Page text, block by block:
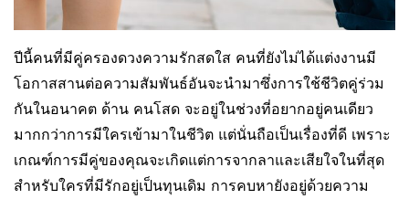
ปีนี้คนที่มีคู่ครองดวงความรักสดใส คนที่ยังไม่ได้แต่งงานมี
โอกาสสานต่อความสัมพันธ์อันจะนำมาซึ่งการใช้ชีวิตคู่ร่วม
กันในอนาคต ด้าน คนโสด จะอยู่ในช่วงที่อยากอยู่คนเดียว
มากกว่าการมีใครเข้ามาในชีวิต แต่นั่นถือเป็นเรื่องที่ดี เพราะ
เกณฑ์การมีคู่ของคุณจะเกิดแต่การจากลาและเสียใจในที่สุด
สำหรับใครที่มีรักอยู่เป็นทุนเดิม การคบหายังอยู่ด้วยความ